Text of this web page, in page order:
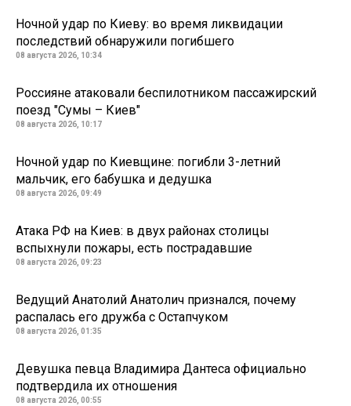
Ночной удар по Киеву: во время ликвидации
последствий обнаружили погибшего
08 августа 2026, 10:34
Россияне атаковали беспилотником пассажирский
поезд "Сумы – Киев"
08 августа 2026, 10:17
Ночной удар по Киевщине: погибли 3-летний
мальчик, его бабушка и дедушка
08 августа 2026, 09:49
Атака РФ на Киев: в двух районах столицы
вспыхнули пожары, есть пострадавшие
08 августа 2026, 09:23
Ведущий Анатолий Анатолич признался, почему
распалась его дружба с Остапчуком
08 августа 2026, 01:35
Девушка певца Владимира Дантеса официально
подтвердила их отношения
08 августа 2026, 00:55